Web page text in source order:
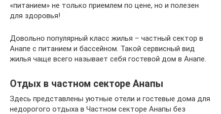
«питанием» не только приемлем по цене, но и полезен
для здоровья!
Довольно популярный класс жилья – частный сектор в
Анапе с питанием и бассейном. Такой сервисный вид
жилья чаще всего называет себя гостевой дом в Анапе.
Отдых в частном секторе Анапы
Здесь представлены уютные отели и гостевые дома для
недорогого отдыха в Частном секторе Анапы без